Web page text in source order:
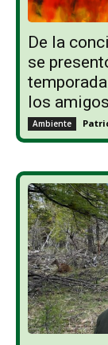
De la
se
los
Ambiente